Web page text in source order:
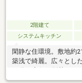
2階建て
システムキッチン
閑静な住環境。敷地約
築浅で綺麗。広々とし